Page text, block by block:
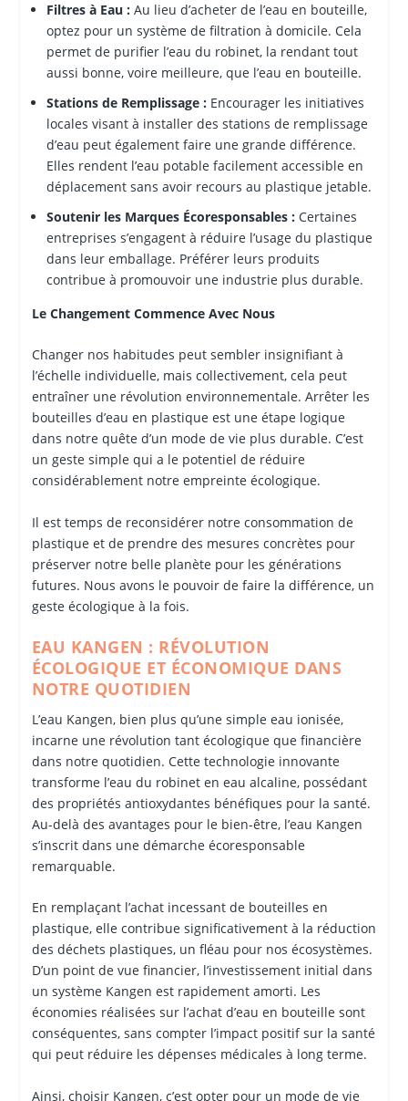
Filtres à Eau :Au lieu d’acheter de l’eau en bouteille,
optez pour un système de filtration à domicile. Cela
permet de purifier l’eau du robinet, la rendant tout
aussi bonne, voire meilleure, que l’eau en bouteille.
Stations de Remplissage :Encourager les initiatives
locales visant à installer des stations de remplissage
d’eau peut également faire une grande différence.
Elles rendent l’eau potable facilement accessible en
déplacement sans avoir recours au plastique jetable.
Soutenir les Marques Écoresponsables :Certaines
entreprises s’engagent à réduire l’usage du plastique
dans leur emballage. Préférer leurs produits
contribue à promouvoir une industrie plus durable.
Le Changement Commence Avec Nous
Changer nos habitudes peut sembler insignifiant à
l’échelle individuelle, mais collectivement, cela peut
entraîner une révolution environnementale. Arrêter les
bouteilles d’eau en plastique est une étape logique
dans notre quête d’un mode de vie plus durable. C’est
un geste simple qui a le potentiel de réduire
considérablement notre empreinte écologique.
Il est temps de reconsidérer notre consommation de
plastique et de prendre des mesures concrètes pour
préserver notre belle planète pour les générations
futures. Nous avons le pouvoir de faire la différence, un
geste écologique à la fois.
EAU KANGEN : RÉVOLUTION
ÉCOLOGIQUE ET ÉCONOMIQUE DANS
NOTRE QUOTIDIEN
L’eau Kangen, bien plus qu’une simple eau ionisée,
incarne une révolution tant écologique que financière
dans notre quotidien. Cette technologie innovante
transforme l’eau du robinet en eau alcaline, possédant
des propriétés antioxydantes bénéfiques pour la santé.
Au-delà des avantages pour le bien-être, l’eau Kangen
s’inscrit dans une démarche écoresponsable
remarquable.
En remplaçant l’achat incessant de bouteilles en
plastique, elle contribue significativement à la réduction
des déchets plastiques, un fléau pour nos écosystèmes.
D’un point de vue financier, l’investissement initial dans
un système Kangen est rapidement amorti. Les
économies réalisées sur l’achat d’eau en bouteille sont
conséquentes, sans compter l’impact positif sur la santé
qui peut réduire les dépenses médicales à long terme.
Ainsi, choisir Kangen, c’est opter pour un mode de vie